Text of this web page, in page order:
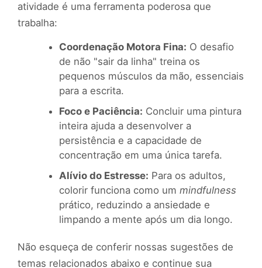
atividade é uma ferramenta poderosa que
trabalha:
Coordenação Motora Fina: O desafio
de não "sair da linha" treina os
pequenos músculos da mão, essenciais
para a escrita.
Foco e Paciência: Concluir uma pintura
inteira ajuda a desenvolver a
persistência e a capacidade de
concentração em uma única tarefa.
Alívio do Estresse: Para os adultos,
colorir funciona como um mindfulness
prático, reduzindo a ansiedade e
limpando a mente após um dia longo.
Não esqueça de conferir nossas sugestões de
temas relacionados abaixo e continue sua